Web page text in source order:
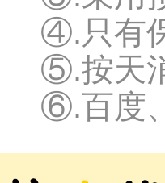
④.只有
⑤.按天
⑥.百度